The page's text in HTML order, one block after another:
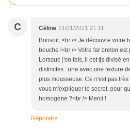
C Céline 21/01/2021 21:11
Bonsoir, <br /> Je découvre votre
bouche !<br /> Votre far breton
Lorsque j'en fais, il est tjs divisé
distinctes : une avec une texture
plus mousseuse. Ce n'est pas
vous m'expliquer le secret, pour
homogène ?<br /> Merci !
Répondre